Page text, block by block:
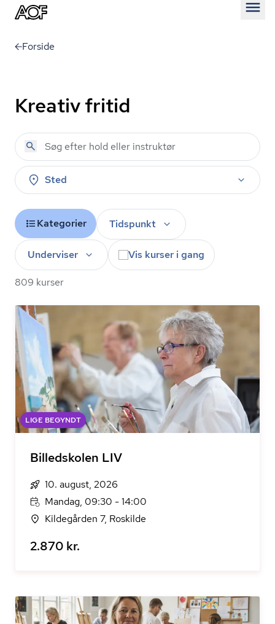
Forside
Kreativ fritid
Sted
Kategorier Tidspunkt
Underviser Vis kurser i gang
809 kurser
LIGE BEGYNDT
Billedskolen LIV
10. august, 2026
Mandag, 09:30 - 14:00
Kildegården 7, Roskilde
2.870 kr.